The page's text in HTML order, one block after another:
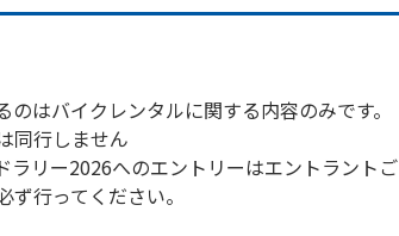
のはバイクレンタルに関する内容のみです。
同行しません
ラリー2026へのエントリーはエントラントご
行ってください。